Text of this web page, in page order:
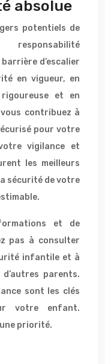
absolue
potentiels de
responsabilité
d’escalier
en vigueur, en
et en
contribuez à
pour votre
vigilance et
les meilleurs
sécurité de votre
et de
pas à consulter
infantile et à
parents.
sont les clés
votre enfant.
priorité.